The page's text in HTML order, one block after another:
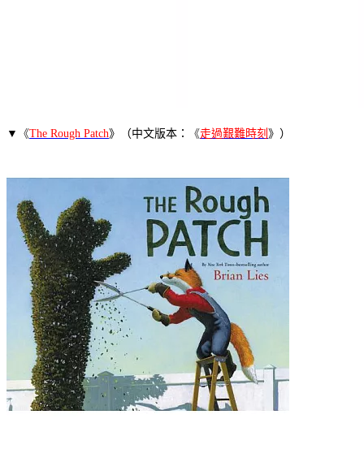
▼ 《The Rough Patch》（中文版本： 《走過艱難時刻 》）